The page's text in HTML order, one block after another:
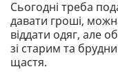
Сьогодні треба
давати гроші,
віддати одяг, але
зі старим та
щастя.